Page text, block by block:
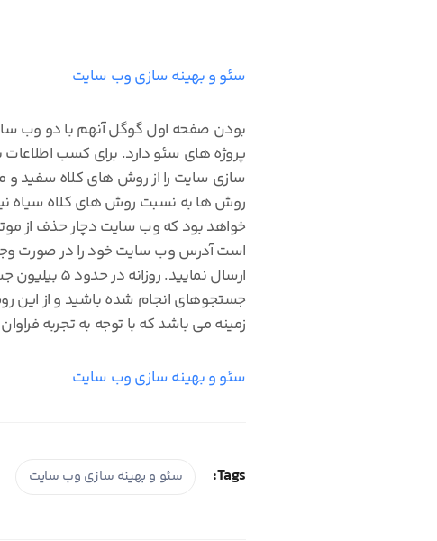
سئو و بهینه سازی وب سایت
بودن صفحه اول گوگل آنهم با دو وب
پروژه های سئو دارد. برای کسب اطلاعات
سازی سایت را از روش های کلاه سفید و
روش ها به نسبت روش های کلاه سیاه
خواهد بود که وب سایت دچار حذف از
است آدرس وب سایت خود را در صورت
ارسال
جستجوهای انجام شده باشید و از این
زمینه می باشد که با توجه به تجربه
سئو و بهینه سازی وب سایت
Tags: سئو و بهینه سازی وب سایت